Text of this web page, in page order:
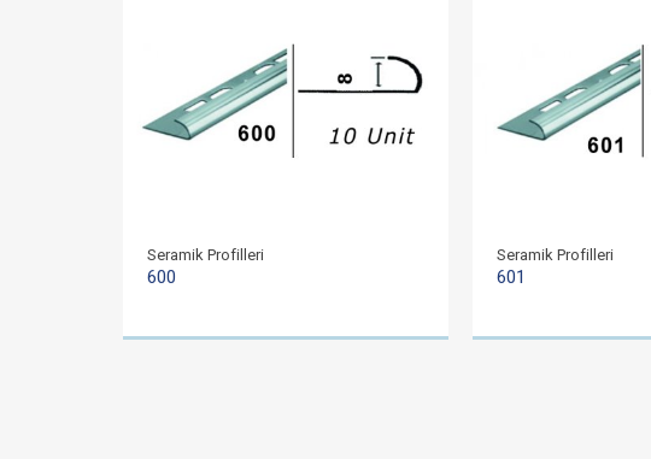
Seramik Profilleri
600
Seramik Profilleri
601